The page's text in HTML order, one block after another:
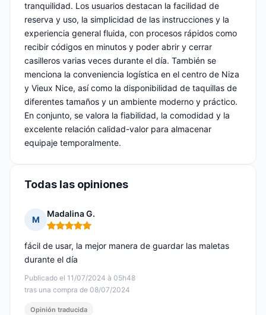
tranquilidad. Los usuarios destacan la facilidad de
reserva y uso, la simplicidad de las instrucciones y la
experiencia general fluida, con procesos rápidos como
recibir códigos en minutos y poder abrir y cerrar
casilleros varias veces durante el día. También se
menciona la conveniencia logística en el centro de Niza
y Vieux Nice, así como la disponibilidad de taquillas de
diferentes tamaños y un ambiente moderno y práctico.
En conjunto, se valora la fiabilidad, la comodidad y la
excelente relación calidad-valor para almacenar
equipaje temporalmente.
Todas las opiniones
M
Madalina G.
Nota: 5 de 5
Publicado el 11/07/2024 à 05h48
tras una compra de 08/07/2024
fácil de usar, la mejor manera de guardar las maletas
durante el día
Opinión traducida